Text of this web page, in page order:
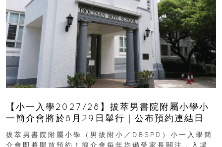
【小一入學2027/28】拔萃男書院附屬小學小
一簡介會將於8月29日舉行｜公布預約連結日期
｜更設有網上重溫
拔萃男書院附屬小學（男拔附小／DBSPD）小一入學簡
介會即將開放預約！簡介會每年均備受家長關注，入場